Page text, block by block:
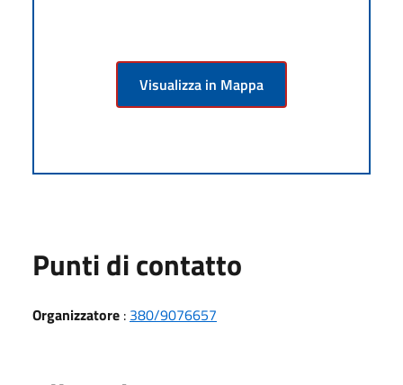
Visualizza in Mappa
Punti di contatto
Organizzatore : 380/9076657